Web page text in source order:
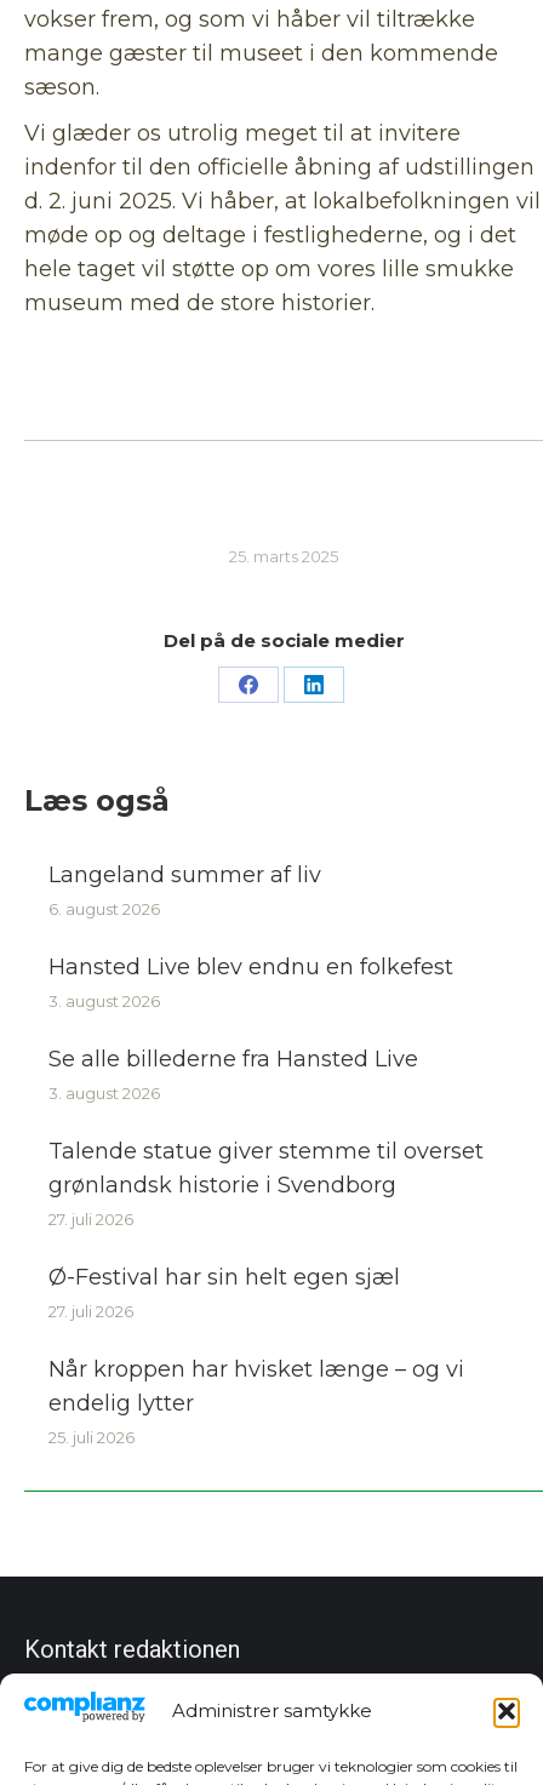
Administrer samtykke
For at give dig de bedste oplevelser bruger vi teknologier som cookies til
vokser frem, og som vi håber vil tiltrække
mange gæster til museet i den kommende
sæson.
Vi glæder os utrolig meget til at invitere
indenfor til den officielle åbning af udstillingen
d. 2. juni 2025. Vi håber, at lokalbefolkningen vil
møde op og deltage i festlighederne, og i det
hele taget vil støtte op om vores lille smukke
museum med de store historier.
25. marts 2025
Del på de sociale medier
Share Share
Læs også
Langeland summer af liv
6. august 2026
Hansted Live blev endnu en folkefest
3. august 2026
Se alle billederne fra Hansted Live
3. august 2026
Talende statue giver stemme til overset
grønlandsk historie i Svendborg
27. juli 2026
Ø-Festival har sin helt egen sjæl
27. juli 2026
Når kroppen har hvisket længe – og vi
endelig lytter
25. juli 2026
Kontakt redaktionen
Chefredaktør
Christian Dan Jensen
cj@sydfynskemedia.dk